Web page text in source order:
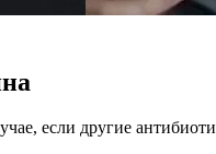
если другие